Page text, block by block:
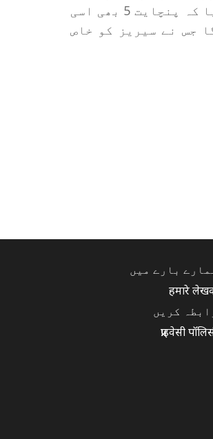
ہے وہ ان کے لیے کسی ایوارڈ سے کم نہیں۔ انہوں نے یقین دلایا کہ پنچایت 5 بھی اسی
جس نے سیریز کو خاص
بارے میں
हमारे
کریں
प्राइवेसी